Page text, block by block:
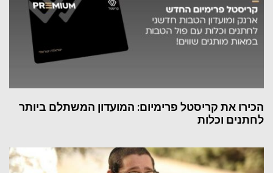
הכירו את קריסטל פרימיום: המועדון המשתלם ביותר
לחתנים וכלות